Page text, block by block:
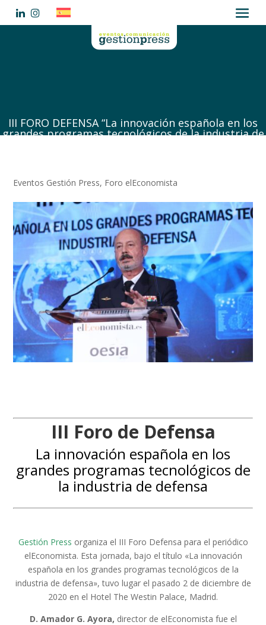
III FORO DEFENSA “La innovación española en los
grandes programas tecnológicos de la industria de
Eventos Gestión Press, Foro elEconomista
III Foro de Defensa
La innovación española en los
grandes programas tecnológicos de
la industria de defensa
Gestión Press organiza el III Foro Defensa para el periódico
elEconomista. Esta jornada, bajo el título «La innovación
española en los grandes programas tecnológicos de la
industria de defensa», tuvo lugar el pasado 2 de diciembre de
2020 en el Hotel The Westin Palace, Madrid.
D. Amador G. Ayora, director de elEconomista fue el